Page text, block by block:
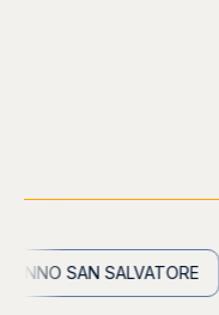
SAN SALVATORE